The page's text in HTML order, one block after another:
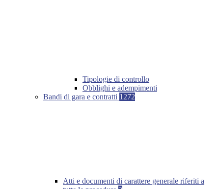
Tipologie di controllo
Obblighi e adempimenti
Bandi di gara e contratti 1272
Atti e documenti di carattere generale riferiti a